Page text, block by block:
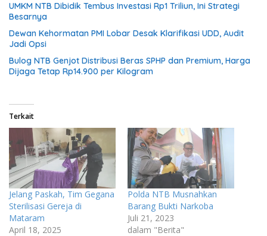
UMKM NTB Dibidik Tembus Investasi Rp1 Triliun, Ini Strategi
Besarnya
Dewan Kehormatan PMI Lobar Desak Klarifikasi UDD, Audit
Jadi Opsi
Bulog NTB Genjot Distribusi Beras SPHP dan Premium, Harga
Dijaga Tetap Rp14.900 per Kilogram
Terkait
Jelang Paskah, Tim Gegana
Sterilisasi Gereja di
Mataram
April 18, 2025
Polda NTB Musnahkan
Barang Bukti Narkoba
Juli 21, 2023
dalam "Berita"